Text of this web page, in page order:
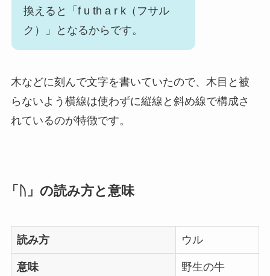
換えると「f u th a r k（フサル
ク）」となるからです。
木などに刻んで文字を書いていたので、木目と被
らないよう横線は使わずに縦線と斜め線で構成さ
れているのが特徴です。
「ᚢ」の読み方と意味
読み方 ウル
意味 野生の牛